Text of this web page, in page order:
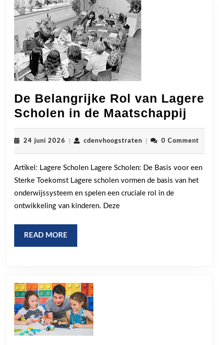
De Belangrijke Rol van Lagere
Scholen in de Maatschappij
Rol
van
24 juni 2026 24
cdenvhoogstratencdenvhoogstraten
0 Comment
Artikel: Lagere Scholen Lagere Scholen: De Basis voor een
Sterke Toekomst Lagere scholen vormen de basis van het
onderwijssysteem en spelen een cruciale rol in de
ontwikkeling van kinderen. Deze
READ MORE
MORE